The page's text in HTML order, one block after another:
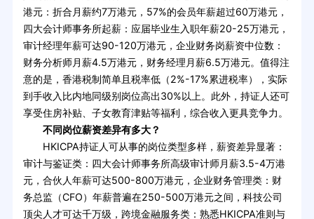
港元：折合月薪约7万港元，57%的会员年薪超过60万港元，
四大会计师事务所起薪：应届毕业生入职年薪20-25万港元，
审计经理年薪可达90-120万港元，企业财务岗薪资中位数：
财务分析师月薪4.5万港元，财务经理月薪6.5万港元。值得注
意的是，香港税制简单且税率低（2%-17%累进税率），实际
到手收入比内地同级别岗位高出30%以上。此外，持证人还可
享受住房补贴、子女教育津贴等福利，综合收入更具竞争力。
不同岗位薪资差异有多大？
HKICPA持证人可从事的岗位类型多样，薪资差异显著：
审计与鉴证类：四大会计师事务所高级审计师月薪3.5-4万港
元，合伙人年薪可达500-800万港元，企业财务管理类：财
务总监（CFO）年薪普遍在250-500万港元之间，科技公司
顶尖人才可达千万级，跨境金融服务类：熟悉HKICPA准则与